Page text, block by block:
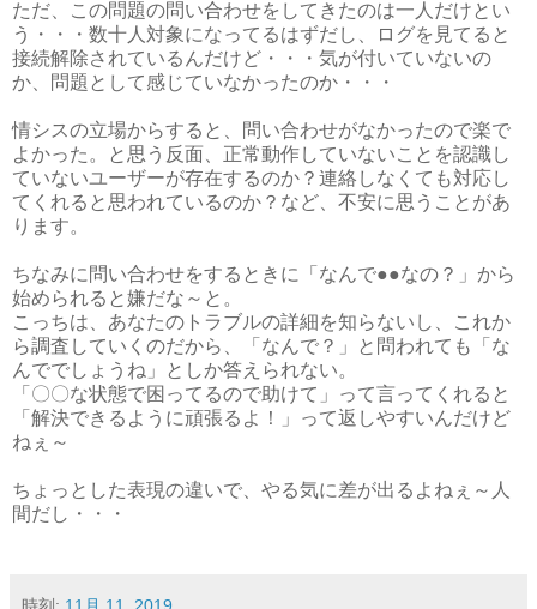
ただ、この問題の問い合わせをしてきたのは一人だけとい
う・・・数十人対象になってるはずだし、ログを見てると
接続解除されているんだけど・・・気が付いていないの
か、問題として感じていなかったのか・・・
情シスの立場からすると、問い合わせがなかったので楽で
よかった。と思う反面、正常動作していないことを認識し
ていないユーザーが存在するのか？連絡しなくても対応し
てくれると思われているのか？など、不安に思うことがあ
ります。
ちなみに問い合わせをするときに「なんで●●なの？」から
始められると嫌だな～と。
こっちは、あなたのトラブルの詳細を知らないし、これか
ら調査していくのだから、「なんで？」と問われても「な
んででしょうね」としか答えられない。
「〇〇な状態で困ってるので助けて」って言ってくれると
「解決できるように頑張るよ！」って返しやすいんだけど
ねぇ～
ちょっとした表現の違いで、やる気に差が出るよねぇ～人
間だし・・・
時刻: 11月 11, 2019